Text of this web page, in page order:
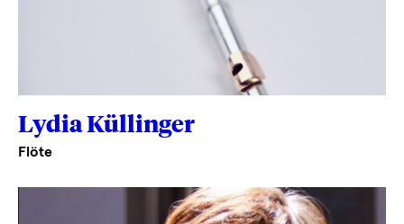
Lydia Küllinger
Flöte